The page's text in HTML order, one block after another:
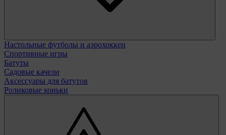
Настольные футболы и аэрохоккеи
Спортивные игры
Батуты
Садовые качели
Аксессуары для батутов
Роликовые коньки